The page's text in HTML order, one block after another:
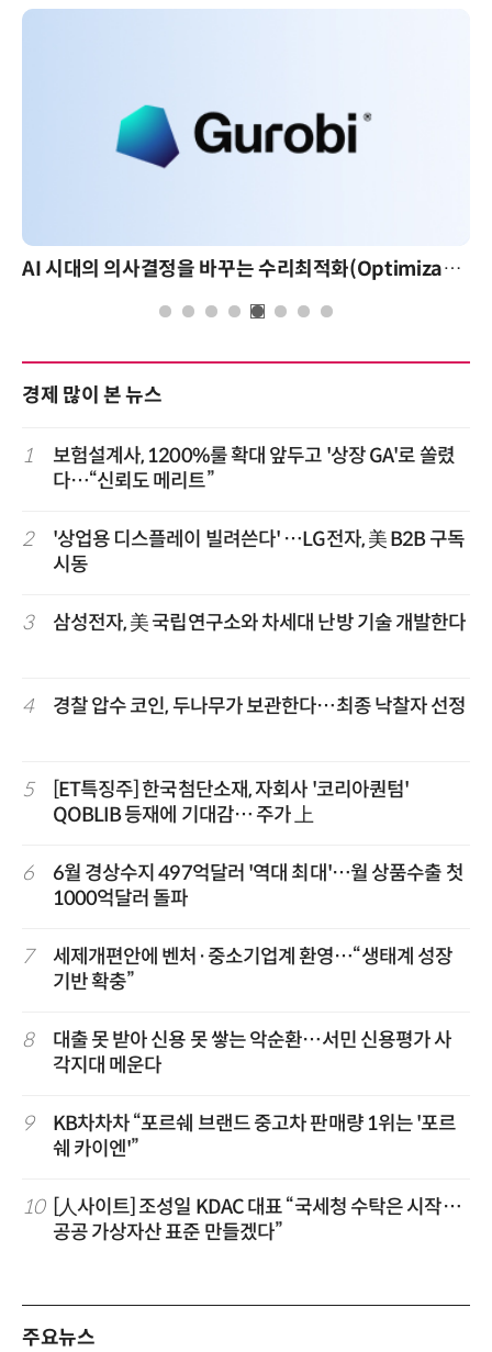
AI 시대의 의사결정을 바꾸는 수리최적화(Optimization): 실제 산업 적용 사례와 활용 전략
경제 많이 본 뉴스
1
보험설계사, 1200%룰 확대 앞두고 '상장 GA'로 쏠렸
다…“신뢰도 메리트”
2
'상업용 디스플레이 빌려쓴다' …LG전자, 美 B2B 구독
시동
3 삼성전자, 美 국립연구소와 차세대 난방 기술 개발한다
4 경찰 압수 코인, 두나무가 보관한다…최종 낙찰자 선정
5
[ET특징주] 한국첨단소재, 자회사 '코리아퀀텀'
QOBLIB 등재에 기대감… 주가 上
6
6월 경상수지 497억달러 '역대 최대'…월 상품수출 첫
1000억달러 돌파
7
세제개편안에 벤처·중소기업계 환영…“생태계 성장
기반 확충”
8
대출 못 받아 신용 못 쌓는 악순환…서민 신용평가 사
각지대 메운다
9
KB차차차 “포르쉐 브랜드 중고차 판매량 1위는 '포르
쉐 카이엔'”
10 [人사이트] 조성일 KDAC 대표 “국세청 수탁은 시작…
공공 가상자산 표준 만들겠다”
주요뉴스